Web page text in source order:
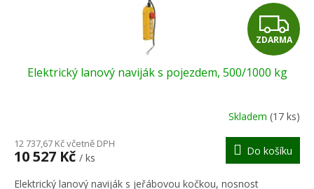
Z
D
R
M
A
ZDARMA
Elektrický lanový naviják s pojezdem, 500/1000 kg
Skladem (17 ks)
12 737,67 Kč včetně DPH
10 527 Kč / ks
Do košíku
Elektrický lanový naviják s jeřábovou kočkou, nosnost